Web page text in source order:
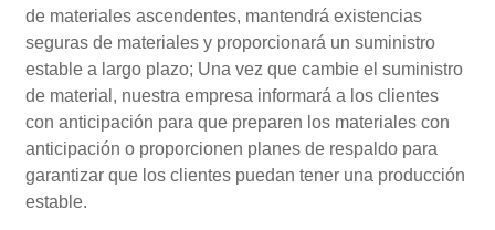
de materiales ascendentes, mantendrá existencias
seguras de materiales y proporcionará un suministro
estable a largo plazo; Una vez que cambie el suministro
de material, nuestra empresa informará a los clientes
con anticipación para que preparen los materiales con
anticipación o proporcionen planes de respaldo para
garantizar que los clientes puedan tener una producción
estable.